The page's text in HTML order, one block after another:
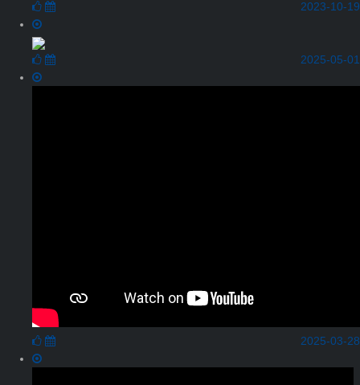
2023-10-19
2025-05-01
2025-03-28